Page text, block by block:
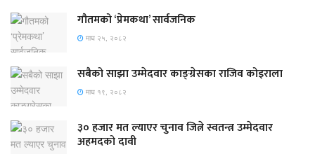
गौतमको ‘प्रेमकथा’ सार्वजनिक
माघ २५, २०८२
सबैको साझा उम्मेदवार काङ्ग्रेसका राजिव कोइराला
माघ १९, २०८२
३० हजार मत ल्याएर चुनाव जित्ने स्वतन्त्र उम्मेदवार
अहमदको दावी